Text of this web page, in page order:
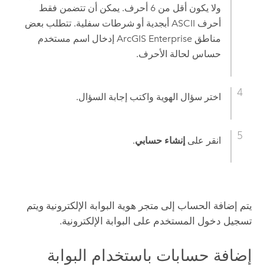
ولا يكون أقل من 6 أحرف. يمكن أن تتضمن فقط
أحرف ASCII أبجدية أو شرطات سفلية. تتطلب بعض
مناطق ArcGIS Enterpriseإدخال اسم مستخدم
حساس لحالة الأحرف.
اختر سؤال الهوية واكتب إجابة السؤال.
انقر على إنشاء حسابي.
يتم إضافة الحساب إلى متجر هوية البوابة الإلكترونية ويتم
تسجيل دخول المستخدم على البوابة الإلكترونية.
إضافة حسابات باستخدام البوابة